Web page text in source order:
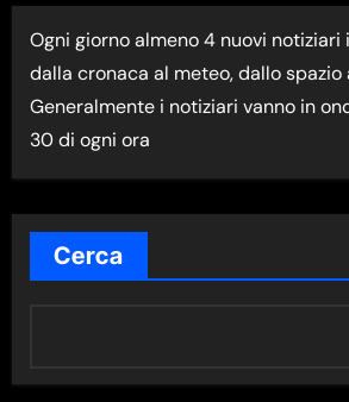
I
M
A
N
E
W
S
E
A
Ogni giorno almeno 4 nuovi notiziari
dalla cronaca al meteo, dallo spazio
Generalmente i notiziari vanno in
30 di ogni ora
Cerca